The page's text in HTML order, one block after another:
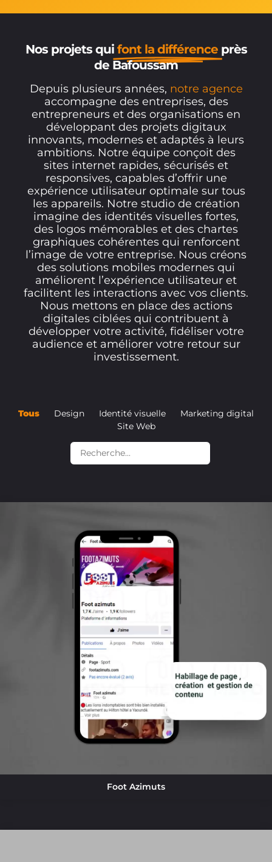
Nos projets qui font la différence près
de Bafoussam
Depuis plusieurs années, notre agence
accompagne des entreprises, des
entrepreneurs et des organisations en
développant des projets digitaux
innovants, modernes et adaptés à leurs
ambitions. Notre équipe conçoit des
sites internet rapides, sécurisés et
responsives, capables d’offrir une
expérience utilisateur optimale sur tous
les appareils. Notre studio de création
imagine des identités visuelles fortes,
des logos mémorables et des chartes
graphiques cohérentes qui renforcent
l’image de votre entreprise. Nous créons
des solutions mobiles modernes qui
améliorent l’expérience utilisateur et
facilitent les interactions avec vos clients.
Nous mettons en place des actions
digitales ciblées qui contribuent à
développer votre activité, fidéliser votre
audience et améliorer votre retour sur
investissement.
Tous Design Identité visuelle
Marketing digital
Site Web
Foot Azimuts